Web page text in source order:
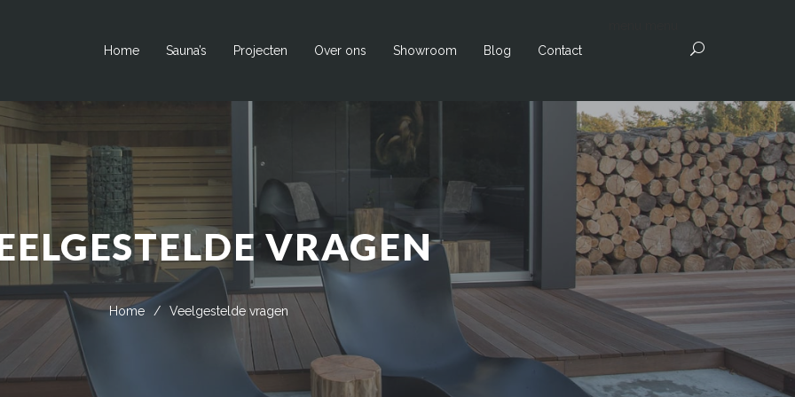
Home Sauna’s Projecten Over ons Showroom Blog Contact
VRAGEN
Home / Veelgestelde vragen